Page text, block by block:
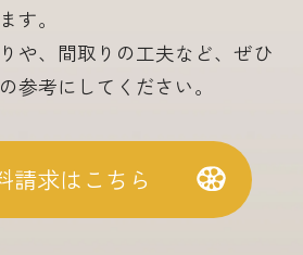
す。
や、間取りの工夫など、ぜひ
参考にしてください。
請求はこちら